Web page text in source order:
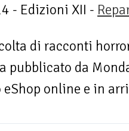
- Edizioni XII -
di racconti
pubblicato da
online e in